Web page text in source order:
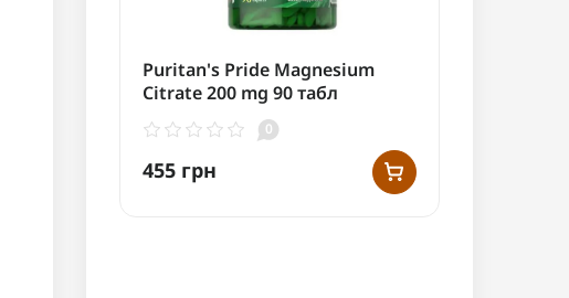
Puritan's Pride Magnesium
Citrate 200 mg 90 табл
0
455 грн